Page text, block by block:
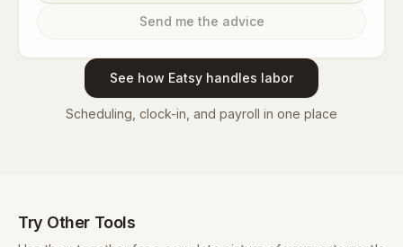
Send me the advice
See how Eatsy handles labor
Scheduling, clock-in, and payroll in one place
Try Other Tools